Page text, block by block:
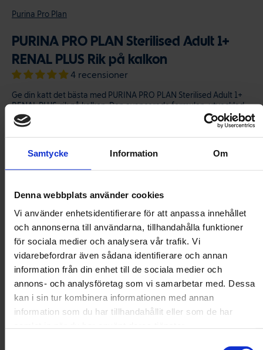
Samtycke Information Om
Denna webbplats använder cookies
Vi använder enhetsidentifierare för att anpassa innehållet
och annonserna till användarna, tillhandahålla funktioner
för sociala medier och analysera vår trafik. Vi
vidarebefordrar även sådana identifierare och annan
information från din enhet till de sociala medier och
annons- och analysföretag som vi samarbetar med. Dessa
kan i sin tur kombinera informationen med annan
information som du har tillhandahållit eller som de har
Purina Pro Plan
PURINA PRO PLAN Sterilised Adult 1+
RENAL PLUS Rik på kalkon
4 recensioner
Ge din katt det bästa med PURINA PRO PLAN Sterilised Adult 1+
RENAL PLUS, rik på kalkon. Den avancerade formulan, utvecklad
av näringsfysiologer och veterinärer, stödjer din katts naturliga
försvar och långsiktiga hälsa med hög smältbarhet och utsökt
smak.
419 kr
I lager!
Handla för 599 kr till för fri frakt!
Öka